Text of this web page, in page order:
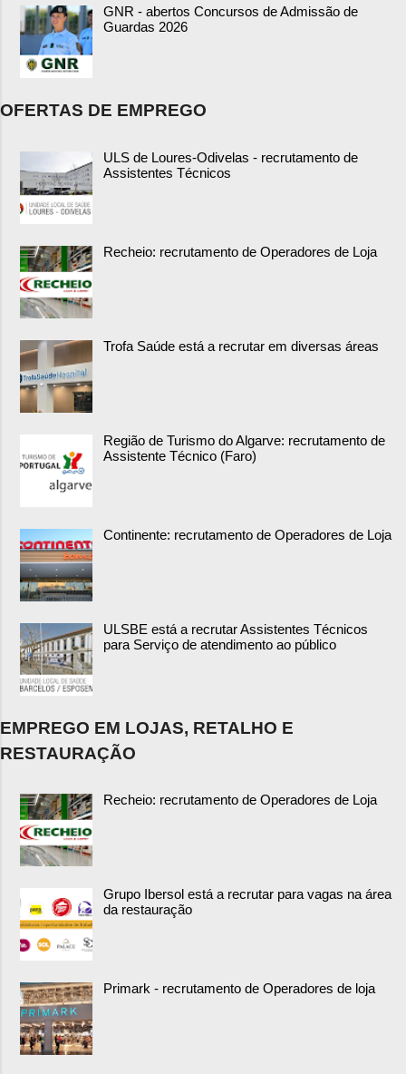
GNR - abertos Concursos de Admissão de
Guardas 2026
OFERTAS DE EMPREGO
ULS de Loures-Odivelas - recrutamento de
Assistentes Técnicos
Recheio: recrutamento de Operadores de Loja
Trofa Saúde está a recrutar em diversas áreas
Região de Turismo do Algarve: recrutamento de
Assistente Técnico (Faro)
Continente: recrutamento de Operadores de Loja
ULSBE está a recrutar Assistentes Técnicos
para Serviço de atendimento ao público
EMPREGO EM LOJAS, RETALHO E
RESTAURAÇÃO
Recheio: recrutamento de Operadores de Loja
Grupo Ibersol está a recrutar para vagas na área
da restauração
Primark - recrutamento de Operadores de loja